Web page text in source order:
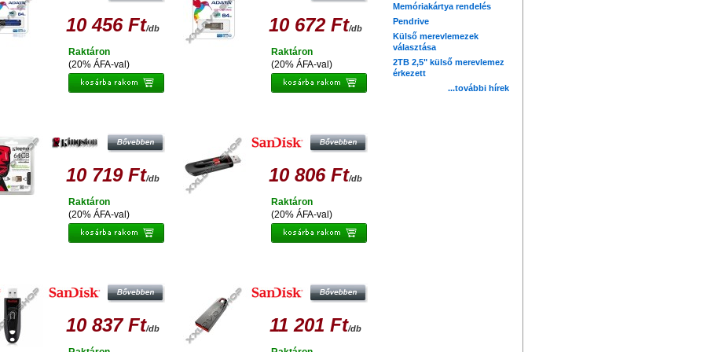
10 456 Ft/db
(20% ÁFA-val)
Raktáron
10 672 Ft/db
(20% ÁFA-val)
Raktáron
ANDROID TELEFONOKHOZ,
TABLETEKHEZ
10 719 Ft/db
(20% ÁFA-val)
Raktáron
10 806 Ft/db
(20% ÁFA-val)
Raktáron
10 837 Ft/db 11 201 Ft/db
Memóriakártya rendelés
Pendrive
Külső merevlemezek
választása
2TB 2,5" külső merevlemez
érkezett
...további hírek